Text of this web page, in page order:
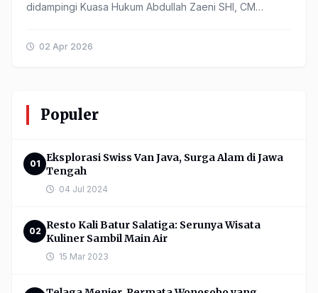
didampingi Kuasa Hukum Abdullah Zaeni SHI, CM
02 Apr 2026
Populer
01 Eksplorasi Swiss Van Java, Surga Alam di Jawa
Tengah
04 Jul 2024
02 Resto Kali Batur Salatiga: Serunya Wisata
Kuliner Sambil Main Air
15 Mar 2023